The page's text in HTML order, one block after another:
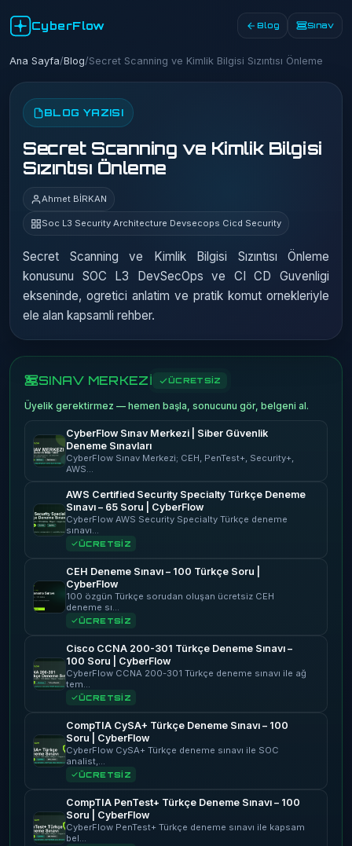
CyberFlow Blog Sınav
Ana Sayfa/Blog/Secret Scanning ve Kimlik Bilgisi Sızıntısı Önleme
BLOG YAZISI
Secret Scanning ve Kimlik Bilgisi
Sızıntısı Önleme
Ahmet BİRKAN
Soc L3 Security Architecture Devsecops Cicd Security
Secret Scanning ve Kimlik Bilgisi Sızıntısı Önleme
konusunu SOC L3 DevSecOps ve CI CD Guvenligi
ekseninde, ogretici anlatim ve pratik komut ornekleriyle
ele alan kapsamli rehber.
SINAV MERKEZİ ÜCRETSİZ
Üyelik gerektirmez — hemen başla, sonucunu gör, belgeni al.
CyberFlow Sınav Merkezi | Siber Güvenlik
Deneme Sınavları
CyberFlow Sınav Merkezi; CEH, PenTest+, Security+,
AWS…
AWS Certified Security Specialty Türkçe Deneme
Sınavı – 65 Soru | CyberFlow
CyberFlow AWS Security Specialty Türkçe deneme
sınavı…
ÜCRETSİZ
CEH Deneme Sınavı – 100 Türkçe Soru |
CyberFlow
100 özgün Türkçe sorudan oluşan ücretsiz CEH
deneme sı…
ÜCRETSİZ
Cisco CCNA 200-301 Türkçe Deneme Sınavı –
100 Soru | CyberFlow
CyberFlow CCNA 200-301 Türkçe deneme sınavı ile ağ
tem…
ÜCRETSİZ
CompTIA CySA+ Türkçe Deneme Sınavı – 100
Soru | CyberFlow
CyberFlow CySA+ Türkçe deneme sınavı ile SOC
analist,…
ÜCRETSİZ
CompTIA PenTest+ Türkçe Deneme Sınavı – 100
Soru | CyberFlow
CyberFlow PenTest+ Türkçe deneme sınavı ile kapsam
bel…